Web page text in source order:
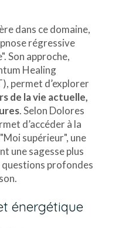
dans ce domaine,
régressive
Son approche,
Healing
permet d’explorer
de la vie actuelle,
. Selon Dolores
d’accéder à la
supérieur", une
une sagesse plus
questions profondes
énergétique